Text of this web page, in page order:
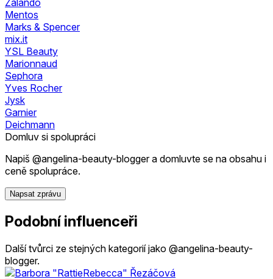
Mentos
Marks & Spencer
mix.it
YSL Beauty
Marionnaud
Sephora
Yves Rocher
Jysk
Garnier
Deichmann
Domluv si spolupráci
Napiš @angelina-beauty-blogger a domluvte se na obsahu i
ceně spolupráce.
Napsat zprávu
Podobní influenceři
Další tvůrci ze stejných kategorií jako @angelina-beauty-
blogger.